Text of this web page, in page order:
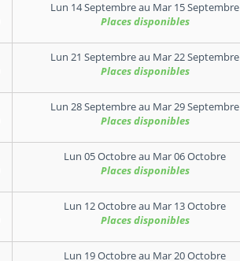
Lun 14 Septembreau Mar 15 Septembre
Places disponibles
Lun 21 Septembreau Mar 22 Septembre
Places disponibles
Lun 28 Septembreau Mar 29 Septembre
Places disponibles
Lun 05 Octobreau Mar 06 Octobre
Places disponibles
Lun 12 Octobreau Mar 13 Octobre
Places disponibles
Lun 19 Octobreau Mar 20 Octobre